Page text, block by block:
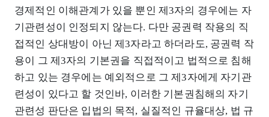
경제적인 이해관계가 있을 뿐인 제3자의 경우에는 자
기관련성이 인정되지 않는다. 다만 공권력 작용의 직
접적인 상대방이 아닌 제3자라고 하더라도, 공권력 작
용이 그 제3자의 기본권을 직접적이고 법적으로 침해
하고 있는 경우에는 예외적으로 그 제3자에게 자기관
련성이 있다고 할 것인바, 이러한 기본권침해의 자기
관련성 판단은 입법의 목적, 실질적인 규율대상, 법 규